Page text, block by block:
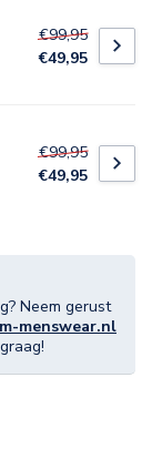
€99,95
€49,95
€99,95
€49,95
Neem gerust
menswear.nl